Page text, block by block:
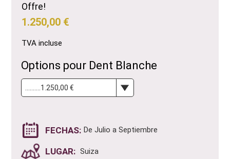
Offre!
1.250,00 €
TVA incluse
Options pour Dent Blanche
FECHAS: De Julio a Septiembre
LUGAR: Suiza